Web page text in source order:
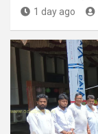
1 day ago